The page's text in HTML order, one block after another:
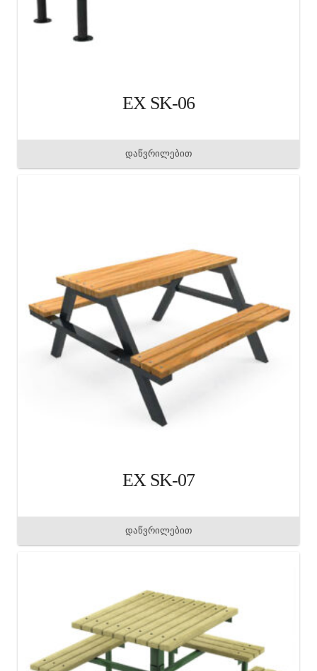
EX SK-06
დაწვრილებით
EX SK-07
დაწვრილებით